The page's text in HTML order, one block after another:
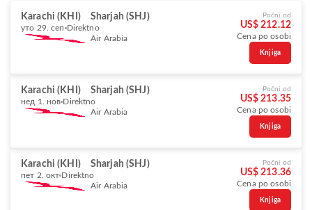
Karachi (KHI) Sharjah (SHJ)
уто 29. сеп Direktno
Air Arabia
Počni od
US$ 212.12
Cena po osobi
Knjiga
Karachi (KHI) Sharjah (SHJ)
нед 1. нов Direktno
Air Arabia
Počni od
US$ 213.35
Cena po osobi
Knjiga
Karachi (KHI) Sharjah (SHJ)
пет 2. окт Direktno
Air Arabia
Počni od
US$ 213.36
Cena po osobi
Knjiga